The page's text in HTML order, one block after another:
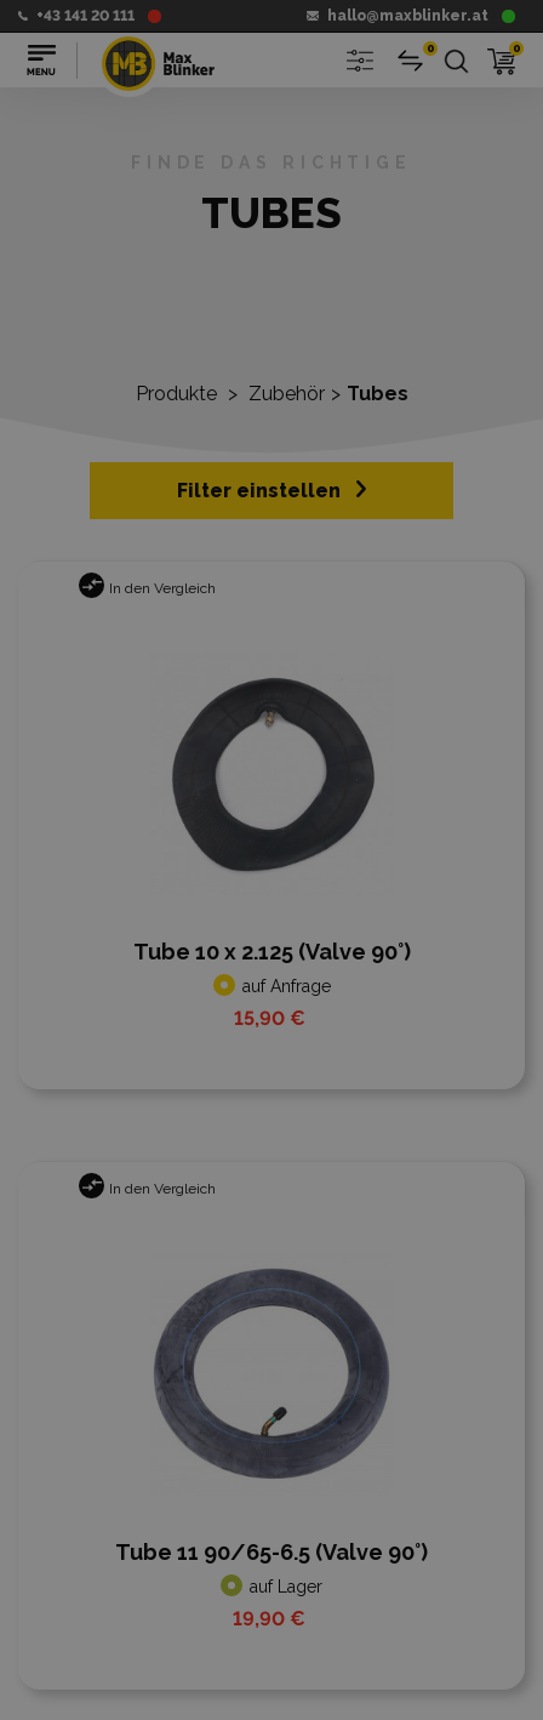
+43 141 20 111 hallo@maxblinker.at
0 0
Produkte > Zubehör > Tubes
TUBES
Filter einstellen
In den Vergleich
Tube 10 x 2.125 (Valve 90°)
auf Anfrage
15,90 €
In den Vergleich
Tube 11 90/65-6.5 (Valve 90°)
auf Lager
19,90 €